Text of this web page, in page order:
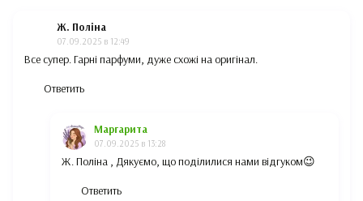
Ж. Поліна
07.09.2025 в 12:49
Все супер. Гарні парфуми, дуже схожі на оригінал.
Ответить
Маргарита
07.09.2025 в 13:28
Ж. Поліна , Дякуємо, що поділилися нами відгуком😉
Ответить